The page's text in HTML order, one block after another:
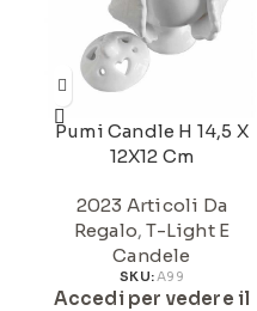
Pumi Candle H 14,5 X
12X12 Cm
2023 Articoli Da
Regalo,T-Light E
Candele
SKU:A99
Accedi per vedere il